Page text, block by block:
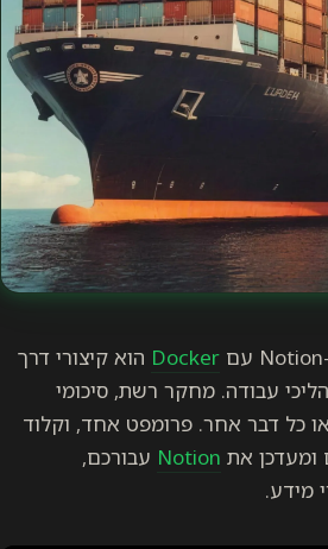
Docker הוא קיצורי דרך
עבודה. מחקר רשת, סיכומי
כל דבר אחר. פרומפט אחד, וקלוד
ומעדכן את Notion עבורכם,
מידע.